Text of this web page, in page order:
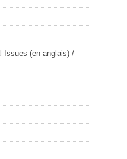
Issues (en anglais) /